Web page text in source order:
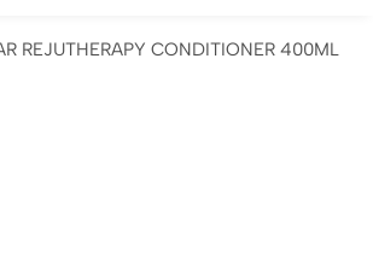
REJUTHERAPY CONDITIONER 400ML